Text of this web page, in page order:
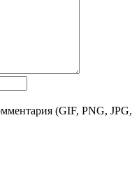
(GIF, PNG, JPG,